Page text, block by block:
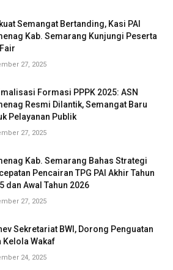
Semangat Bertanding, Kasi PAI
Kab. Semarang Kunjungi Peserta
27, 2025
Formasi PPPK 2025: ASN
Resmi Dilantik, Semangat Baru
Pelayanan Publik
27, 2025
Kab. Semarang Bahas Strategi
Pencairan TPG PAI Akhir Tahun
dan Awal Tahun 2026
27, 2025
Sekretariat BWI, Dorong Penguatan
Kelola Wakaf
24, 2025